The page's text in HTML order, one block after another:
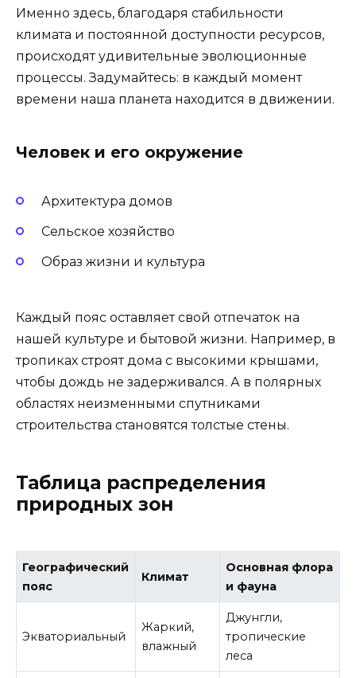
Именно здесь, благодаря стабильности
климата и постоянной доступности ресурсов,
происходят удивительные эволюционные
процессы. Задумайтесь: в каждый момент
времени наша планета находится в движении.
Человек и его окружение
Архитектура домов
Сельское хозяйство
Образ жизни и культура
Каждый пояс оставляет свой отпечаток на
нашей культуре и бытовой жизни. Например, в
тропиках строят дома с высокими крышами,
чтобы дождь не задерживался. А в полярных
областях неизменными спутниками
строительства становятся толстые стены.
Таблица распределения
природных зон
Географический
пояс
Климат
Основная флора
и фауна
Экваториальный
Жаркий,
влажный
Джунгли,
тропические
леса